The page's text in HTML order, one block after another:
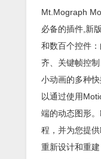
Mt.Mograph
必备的插件,新
和数百个控件
齐、关键帧控
小动画的多种
以通过使用
端的动态图形
程，并为您提
重新设计和重